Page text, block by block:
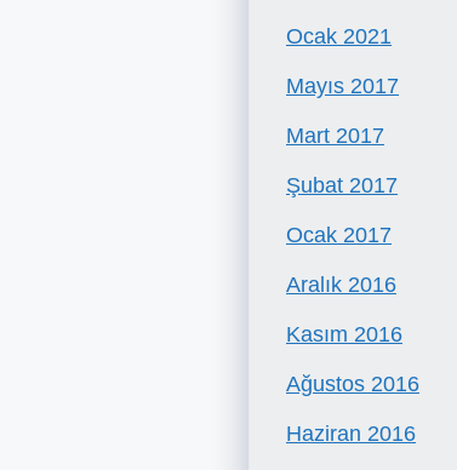
Ocak 2021
Mayıs 2017
Mart 2017
Şubat 2017
Ocak 2017
Aralık 2016
Kasım 2016
Ağustos 2016
Haziran 2016